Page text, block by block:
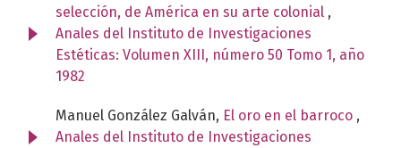
selección, de América en su arte colonial ,
Anales del Instituto de Investigaciones
Estéticas: Volumen XIII, número 50 Tomo 1, año
1982
Manuel González Galván, El oro en el barroco ,
Anales del Instituto de Investigaciones